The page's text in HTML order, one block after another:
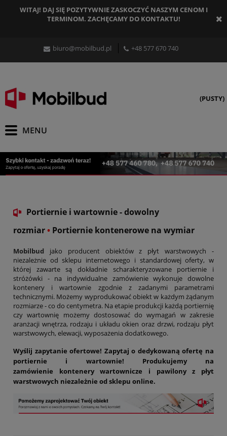
WITAJ! DAJ SIĘ POZYTYWNIE ZASKOCZYĆ NASZYM CENOM I
TERMINOM. ZACHĘCAMY DO KONTAKTU!
biuro@mobilbud.pl +48 577 670 740
(PUSTY)
Portiernie i wartownie - dowolny
rozmiar• Portiernie kontenerowe na wymiar
Mobilbud
jako producent obiektów z płyt warstwowych -
niezależnie od sklepu internetowego i standardowej oferty, w
której zawarte są dokładnie scharakteryzowane portiernie i
stróżówki - na indywidualne zamówienie wykonuje dowolne
kontenery i wartownie zgodnie z zadanymi parametrami
technicznymi. Możemy wyprodukować obiekt w każdym żądanym
rozmiarze - co do centymetra. Na etapie produkcji każdą portiernię
czy wartownię możemy dostosować do wymagań w zakresie
aranżacji wnętrza, rodzaju i układu okien oraz drzwi, rodzaju płyt
warstwowych, elewacji, wyposażenia dodatkowego.
Wyślij zapytanie ofertowe! Zapytaj o dedykowaną ofertę na
portiernie i wartownie! Produkujemy na
zamówienie kontenery wartownicze i pawilony z płyt
warstwowych niezależnie od sklepu online.